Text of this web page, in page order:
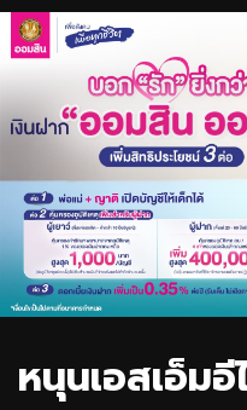
หนุนเอสเอ็มอี